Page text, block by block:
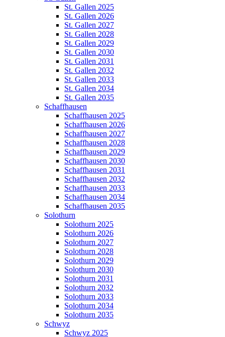
St. Gallen 2025
St. Gallen 2026
St. Gallen 2027
St. Gallen 2028
St. Gallen 2029
St. Gallen 2030
St. Gallen 2031
St. Gallen 2032
St. Gallen 2033
St. Gallen 2034
St. Gallen 2035
Schaffhausen
Schaffhausen 2025
Schaffhausen 2026
Schaffhausen 2027
Schaffhausen 2028
Schaffhausen 2029
Schaffhausen 2030
Schaffhausen 2031
Schaffhausen 2032
Schaffhausen 2033
Schaffhausen 2034
Schaffhausen 2035
Solothurn
Solothurn 2025
Solothurn 2026
Solothurn 2027
Solothurn 2028
Solothurn 2029
Solothurn 2030
Solothurn 2031
Solothurn 2032
Solothurn 2033
Solothurn 2034
Solothurn 2035
Schwyz
Schwyz 2025